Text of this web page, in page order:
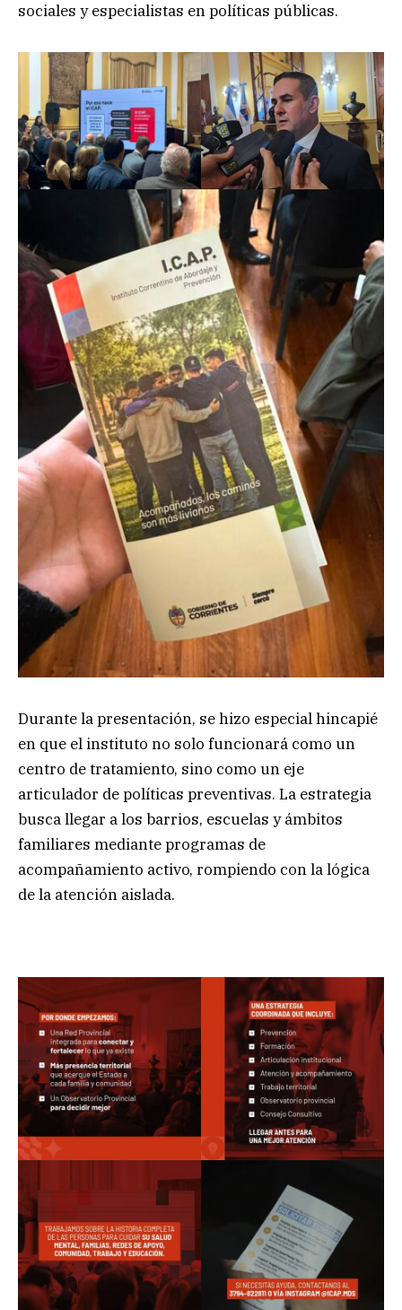
sociales y especialistas en políticas públicas.
Durante la presentación, se hizo especial hincapié
en que el instituto no solo funcionará como un
centro de tratamiento, sino como un eje
articulador de políticas preventivas. La estrategia
busca llegar a los barrios, escuelas y ámbitos
familiares mediante programas de
acompañamiento activo, rompiendo con la lógica
de la atención aislada.